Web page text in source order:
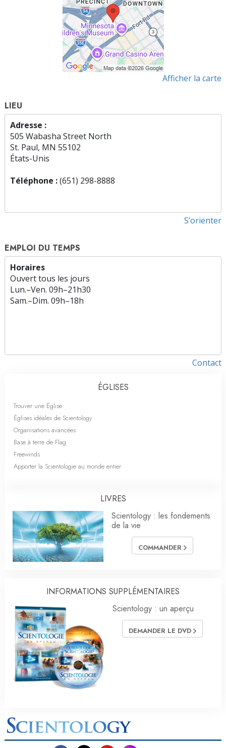
Afficher la carte
LIEU
Adresse :
505 Wabasha Street North
St. Paul, MN 55102
États-Unis
Téléphone :(651) 298-8888
S’orienter
EMPLOI DU TEMPS
Horaires
Ouvert tous les jours
Lun.–Ven. 09h–21h30
Sam.–Dim. 09h–18h
Contact
ÉGLISES
Trouver une Église
Églises idéales de Scientology
Organisations avancées
Base à terre de Flag
Freewinds
Apporter la Scientologie au monde entier
LIVRES
Scientology : les fondements
de la vie
COMMANDER
INFORMATIONS SUPPLÉMENTAIRES
Scientology : un aperçu
DEMANDER LE DVD